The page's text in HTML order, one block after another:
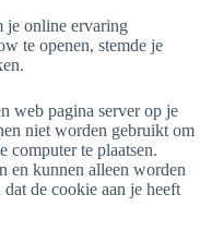
je online ervaring
te openen, stemde je
web pagina server op je
niet worden gebruikt om
computer te plaatsen.
en kunnen alleen worden
de cookie aan je heeft